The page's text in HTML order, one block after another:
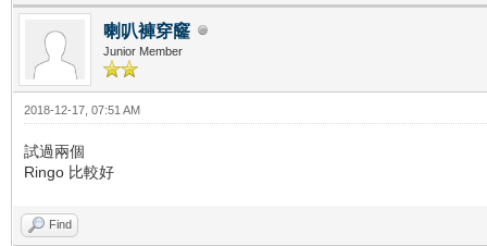
喇叭褲穿窿
Junior Member
2018-12-17, 07:51 AM
試過兩個
Ringo 比較好
Find